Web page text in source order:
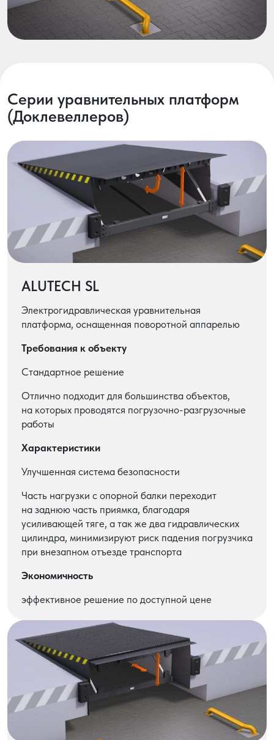
Серии уравнительных платформ
(Доклевеллеров)
ALUTECH SL
Электрогидравлическая уравнительная
платформа, оснащенная поворотной аппарелью
Требования к объекту
Стандартное решение
Отлично подходит для большинства объектов,
на которых проводятся погрузочно-разгрузочные
работы
Характеристики
Улучшенная система безопасности
Часть нагрузки с опорной балки переходит
на заднюю часть приямка, благодаря
усиливающей тяге, а так же два гидравлических
цилиндра, минимизируют риск падения погрузчика
при внезапном отъезде транспорта
Экономичность
эффективное решение по доступной цене